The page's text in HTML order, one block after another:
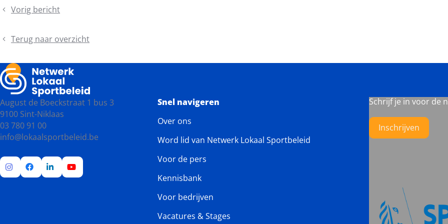
Vorig bericht
Stel
voetbaclub
voor
de
'Voetbal
verbindt
Award'
Terug naar overzicht
August de Boeckstraat 1 bus 3
9100 Sint-Niklaas
03 780 91 00
info@lokaalsportbeleid.be
Snel navigeren
Over ons
Word lid van Netwerk Lokaal Sportbeleid
Voor de pers
Kennisbank
Voor bedrijven
Vacatures & Stages
Schrijf je in voor de
Inschrijven